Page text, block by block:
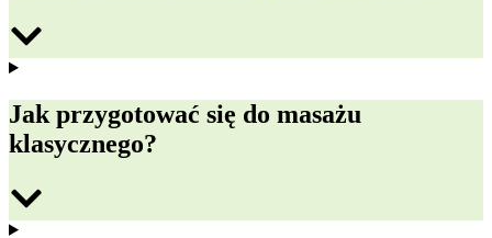
Jak przygotować się do masażu
klasycznego?